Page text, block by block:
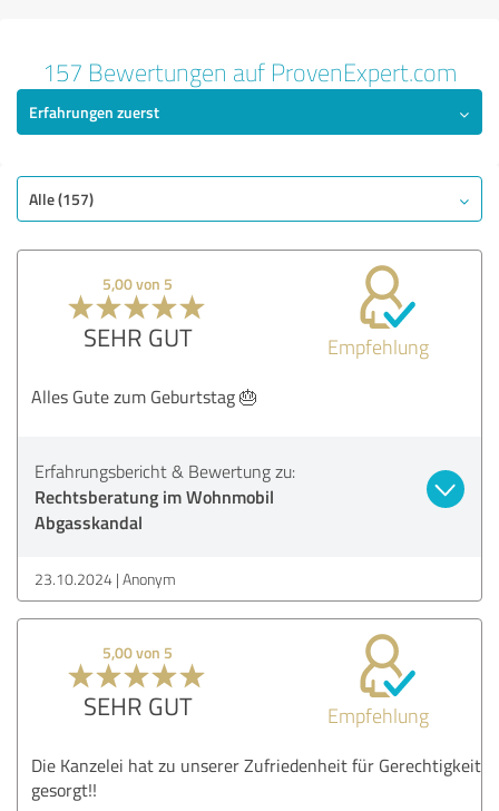
157 Bewertungen auf ProvenExpert.com
Erfahrungen zuerst
Alle (157)
5,00 von 5
SEHR GUT Empfehlung
Alles Gute zum Geburtstag 🎂
Erfahrungsbericht & Bewertung zu:
Rechtsberatung im Wohnmobil
Abgasskandal
23.10.2024 Anonym
5,00 von 5
SEHR GUT Empfehlung
Die Kanzelei hat zu unserer Zufriedenheit für Gerechtigkeit
gesorgt!!